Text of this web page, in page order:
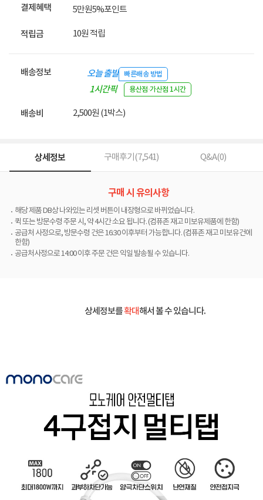
결제혜택 5만원5%포인트
적립금 10원 적립
배송정보 오늘 출발 빠른배송 방법
1시간픽
용산점·가산점 1시간
배송비 2,500원 (1박스)
상세정보 구매후기(7,541) Q&A(0)
구매 시 유의사항
해당 제품 DB상 나와있는 리셋 버튼이 내장형으로 바뀌었습니다.
퀵 또는 방문수령 주문 시, 약 4시간 소요 됩니다. (컴퓨존 재고 미보유제품에 한함)
공급처 사정으로, 방문수령 건은 16:30 이후부터 가능합니다. (컴퓨존 재고 미보유건에
한함)
공급처사정으로 14:00 이후 주문 건은 익일 발송될 수 있습니다.
상세정보를확대해서 볼 수 있습니다.